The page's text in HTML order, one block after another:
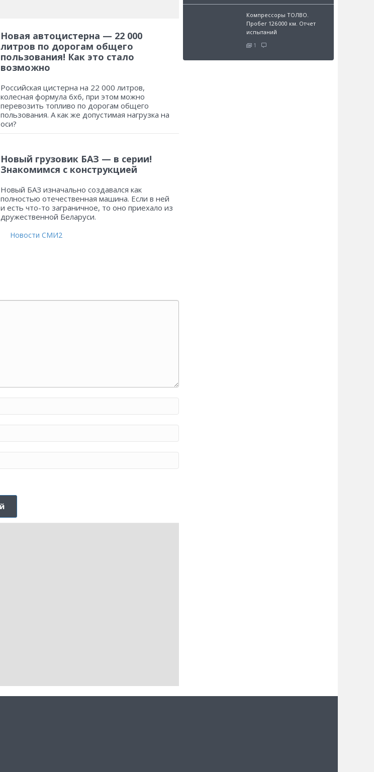
Новая автоцистерна — 22 000
литров по дорогам общего
пользования! Как это стало
возможно
Российская цистерна на 22 000 литров,
колесная формула 6х6, при этом можно
перевозить топливо по дорогам общего
пользования. А как же допустимая нагрузка на
оси?
Новый грузовик БАЗ — в серии!
Знакомимся с конструкцией
Новый БАЗ изначально создавался как
полностью отечественная машина. Если в ней
и есть что-то заграничное, то оно приехало из
дружественной Беларуси.
Новости СМИ2
Компрессоры ТОЛВО.
Пробег 126 000 км. Отчет
испытаний
1